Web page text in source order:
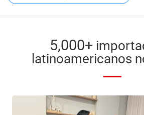
5,000+
latinoamericanos